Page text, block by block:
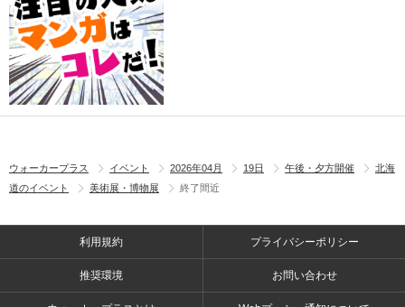
ウォーカープラス イベント 2026年04月 19日 午後・夕方開催
北海
道のイベント
美術展・博物展 終了間近
利用規約 プライバシーポリシー
推奨環境 お問い合わせ